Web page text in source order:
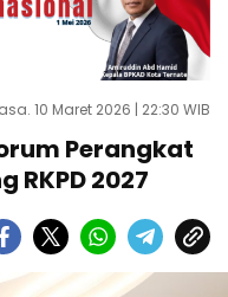
10 Maret 2026 | 22:30 WIB
Perangkat
RKPD 2027